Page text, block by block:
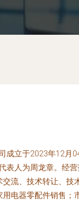
成立于2023年12月
人为周龙章。经营
流、技术转让、技
电器零配件销售；